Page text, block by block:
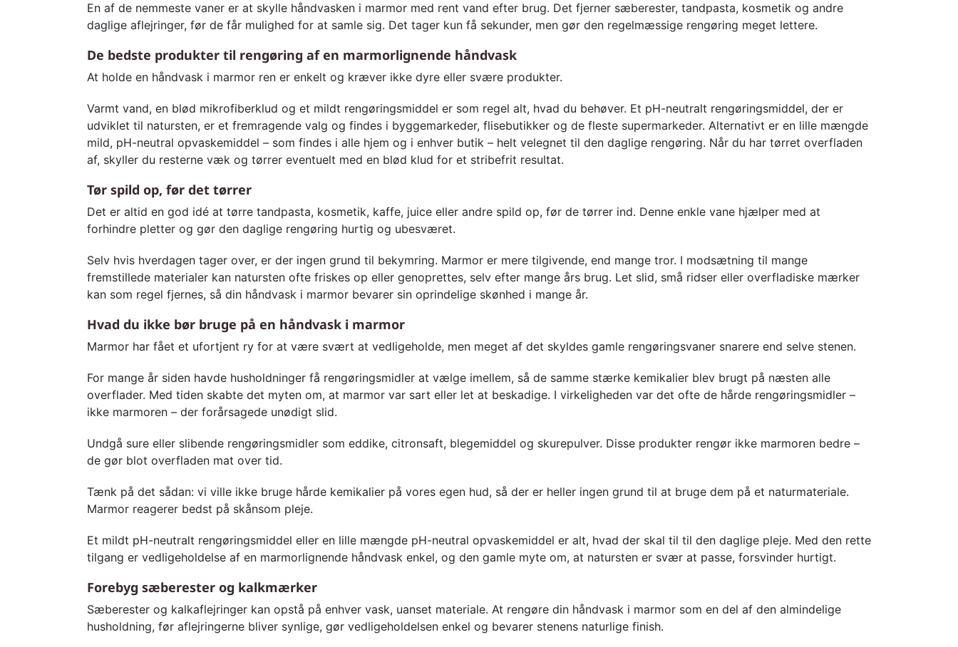
En af de nemmeste vaner er at skylle håndvasken i marmor med rent vand efter brug. Det fjerner sæberester, tandpasta, kosmetik og andre
daglige aflejringer, før de får mulighed for at samle sig. Det tager kun få sekunder, men gør den regelmæssige rengøring meget lettere.
De bedste produkter til rengøring af en marmorlignende håndvask
At holde en håndvask i marmor ren er enkelt og kræver ikke dyre eller svære produkter.
Varmt vand, en blød mikrofiberklud og et mildt rengøringsmiddel er som regel alt, hvad du behøver. Et pH-neutralt rengøringsmiddel, der er
udviklet til natursten, er et fremragende valg og findes i byggemarkeder, flisebutikker og de fleste supermarkeder. Alternativt er en lille mængde
mild, pH-neutral opvaskemiddel – som findes i alle hjem og i enhver butik – helt velegnet til den daglige rengøring. Når du har tørret overfladen
af, skyller du resterne væk og tørrer eventuelt med en blød klud for et stribefrit resultat.
Tør spild op, før det tørrer
Det er altid en god idé at tørre tandpasta, kosmetik, kaffe, juice eller andre spild op, før de tørrer ind. Denne enkle vane hjælper med at
forhindre pletter og gør den daglige rengøring hurtig og ubesværet.
Selv hvis hverdagen tager over, er der ingen grund til bekymring. Marmor er mere tilgivende, end mange tror. I modsætning til mange
fremstillede materialer kan natursten ofte friskes op eller genoprettes, selv efter mange års brug. Let slid, små ridser eller overfladiske mærker
kan som regel fjernes, så din håndvask i marmor bevarer sin oprindelige skønhed i mange år.
Hvad du ikke bør bruge på en håndvask i marmor
Marmor har fået et ufortjent ry for at være svært at vedligeholde, men meget af det skyldes gamle rengøringsvaner snarere end selve stenen.
For mange år siden havde husholdninger få rengøringsmidler at vælge imellem, så de samme stærke kemikalier blev brugt på næsten alle
overflader. Med tiden skabte det myten om, at marmor var sart eller let at beskadige. I virkeligheden var det ofte de hårde rengøringsmidler –
ikke marmoren – der forårsagede unødigt slid.
Undgå sure eller slibende rengøringsmidler som eddike, citronsaft, blegemiddel og skurepulver. Disse produkter rengør ikke marmoren bedre –
de gør blot overfladen mat over tid.
Tænk på det sådan: vi ville ikke bruge hårde kemikalier på vores egen hud, så der er heller ingen grund til at bruge dem på et naturmateriale.
Marmor reagerer bedst på skånsom pleje.
Et mildt pH-neutralt rengøringsmiddel eller en lille mængde pH-neutral opvaskemiddel er alt, hvad der skal til til den daglige pleje. Med den rette
tilgang er vedligeholdelse af en marmorlignende håndvask enkel, og den gamle myte om, at natursten er svær at passe, forsvinder hurtigt.
Forebyg sæberester og kalkmærker
Sæberester og kalkaflejringer kan opstå på enhver vask, uanset materiale. At rengøre din håndvask i marmor som en del af den almindelige
husholdning, før aflejringerne bliver synlige, gør vedligeholdelsen enkel og bevarer stenens naturlige finish.